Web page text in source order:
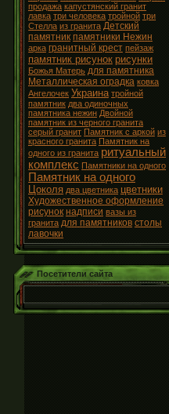
продажа капустянский гранит
лавка три человека тройной три
Стелла из гранита Детский
памятник памятники Нежин
арка гранитный крест пейзаж
памятник рисунок рисунки
Божья Матерь для памятника
Металлическая оградка ковка
Ангелочек Украина тройной
памятник два одиночных
памятника нежин Двойной
памятник из черного гранита
серый гранит Памятник с аркой из
красного гранита Памятник на
одного из гранита ритуальный
комплекс Памятники на одного
Памятник на одного
Цоколя два цветника цветники
Художественное оформление
рисунок надписи вазы из
гранита для памятников столы
лавочки
Посетители сайта